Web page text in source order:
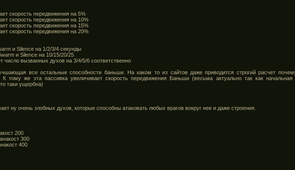
скорость передвижения на 5%
скорость передвижения на 10%
скорость передвижения на 15%
скорость передвижения на 20%
и Silence на 1/2/3/4 секунды
и Silence на 10/15/20/25
число вызванных духов на 3/4/5/6 соответственно
все остальные способности баньши. На каком то из сайтов даже приводится строгий расчет
тому же эта пассивка увеличивает скорость передвижения Баньши (весьма актуально так как начальная
таки ущербна)
ну очень злобных духов, которые способны атаковать любых врагов вокруг нее и даже строения.
200
300
400